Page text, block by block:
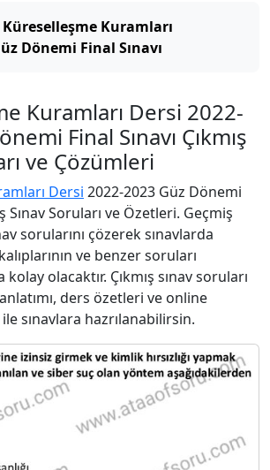
Küreselleşme Kuramları
Dönemi Final Sınavı
Kuramları Dersi 2022-
Final Sınavı Çıkmış
ve Çözümleri
Dersi 2022-2023 Güz Dönemi
Sınav Soruları ve Özetleri. Geçmiş
sorularını çözerek sınavlarda
ve benzer soruları
olacaktır. Çıkmış sınav soruları
ders özetleri ve online
sınavlara hazrılanabilirsin.